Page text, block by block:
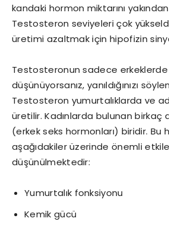
kandaki hormon miktarını
Testosteron seviyeleri çok
üretimi azaltmak için hipofizin
Testosteronun sadece
düşünüyorsanız, yanıldığınızı
Testosteron yumurtalıklarda ve
üretilir. Kadınlarda bulunan birkaç
(erkek seks hormonları) biridir. Bu
aşağıdakiler üzerinde önemli
düşünülmektedir:
Yumurtalık fonksiyonu
Kemik gücü